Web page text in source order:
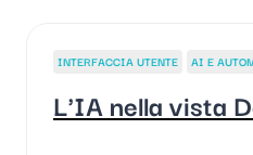
INTERFACCIA UTENTE AI E
L'IA nella vista